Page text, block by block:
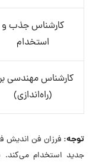
کارشناس جذب و
استخدام
کارشناس مهندسی
(راه‌اندازی)
توجه:
جدید استخدام می‌کند.